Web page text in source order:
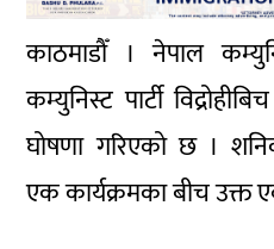
काठमाडौँ । नेपाल
कम्युनिस्ट पार्टी
घोषणा गरिएको छ ।
एक कार्यक्रमका बीच उक्त